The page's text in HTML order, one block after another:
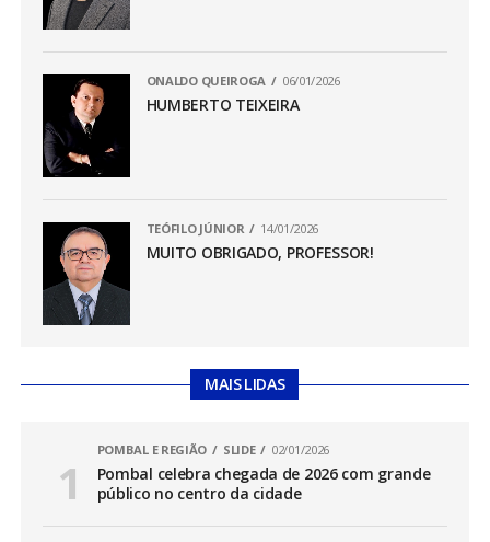
ONALDO QUEIROGA 06/01/2026
HUMBERTO TEIXEIRA
TEÓFILO JÚNIOR 14/01/2026
MUITO OBRIGADO, PROFESSOR!
MAIS LIDAS
POMBAL E REGIÃO SLIDE 02/01/2026
Pombal celebra chegada de 2026 com grande
público no centro da cidade